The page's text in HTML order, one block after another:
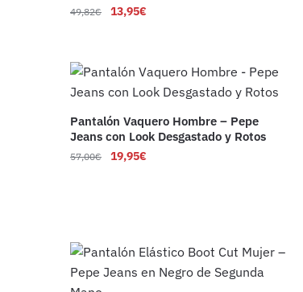
49,82€ 13,95€
Pantalón Vaquero Hombre – Pepe
Jeans con Look Desgastado y Rotos
57,00€ 19,95€